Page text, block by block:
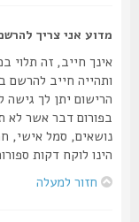
מדוע אני צריך להרשם
אינך חייב, זה תלוי
ותהייה חייב להרשם
הרישום יתן לך גישה
בפורום דבר אשר לא
נושאים, סמל אישי,
הינו לוקח דקות ספורות
חזור למעלה